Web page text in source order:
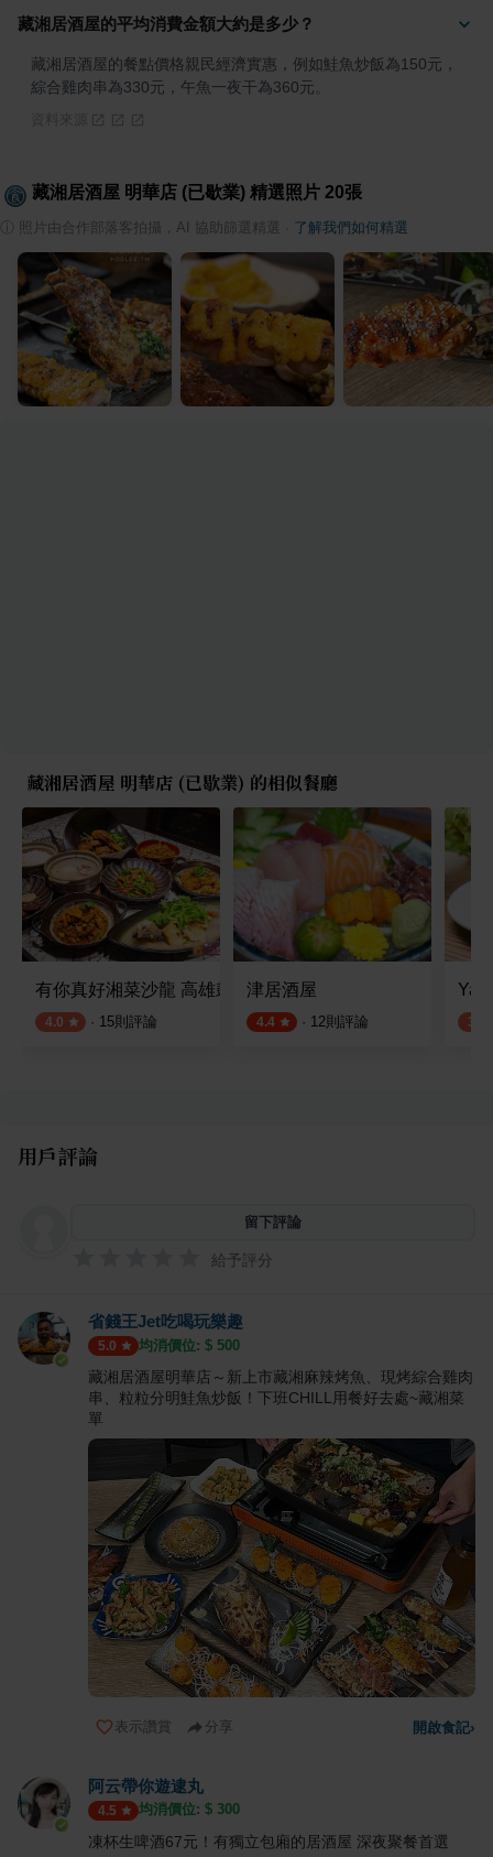
藏湘居酒屋的平均消費金額大約是多少？
藏湘居酒屋的餐點價格親民經濟實惠，例如鮭魚炒飯為150元，
綜合雞肉串為330元，午魚一夜干為360元。
藏湘居酒屋 明華店 (已歇業) 精選照片 20張
照片由合作部落客拍攝，AI 協助篩選精選 了解我們如何精選
藏湘居酒屋 明華店 (已歇業) 的相似餐廳
有你真好湘菜沙龍 高雄鼓山店
4.0 · 15則評論
津居酒屋
4.4 · 12則評論 3.9
用戶評論
留下評論
給予評分
省錢王Jet吃喝玩樂趣
5.0 均消價位: $ 500
藏湘居酒屋明華店～新上市藏湘麻辣烤魚、現烤綜合雞肉
串、粒粒分明鮭魚炒飯！下班CHILL用餐好去處~藏湘菜
單
表示讚賞 分享 開啟食記›
阿云帶你遊逮丸
4.5 均消價位: $ 300
凍杯生啤酒67元！有獨立包廂的居酒屋 深夜聚餐首選